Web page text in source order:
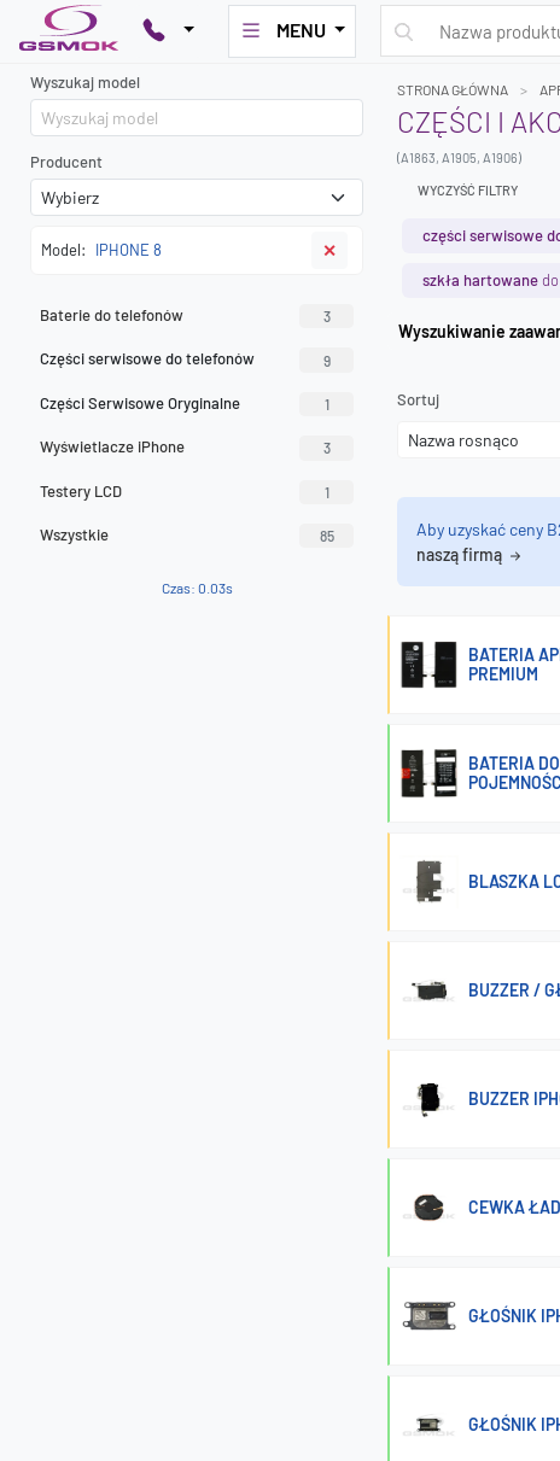
MENU
Wyszukaj model
Producent
Model: IPHONE 8 ✕
Baterie do telefonów 3
Części serwisowe do telefonów 9
Części Serwisowe Oryginalne 1
Wyświetlacze iPhone 3
Testery LCD 1
Wszystkie 85
Czas: 0.03s
STRONA GŁÓWNA
CZĘŚCI I
(A1863, A1905, A1906)
WYCZYŚĆ FILTRY
części serwisowe
szkła hartowane
Sortuj
Aby uzyskać ceny
naszą firmą
BATERIA
PREMIUM
BATERIA
BLASZKA
BUZZER /
BUZZER
CEWKA
GŁOŚNIK
GŁOŚNIK